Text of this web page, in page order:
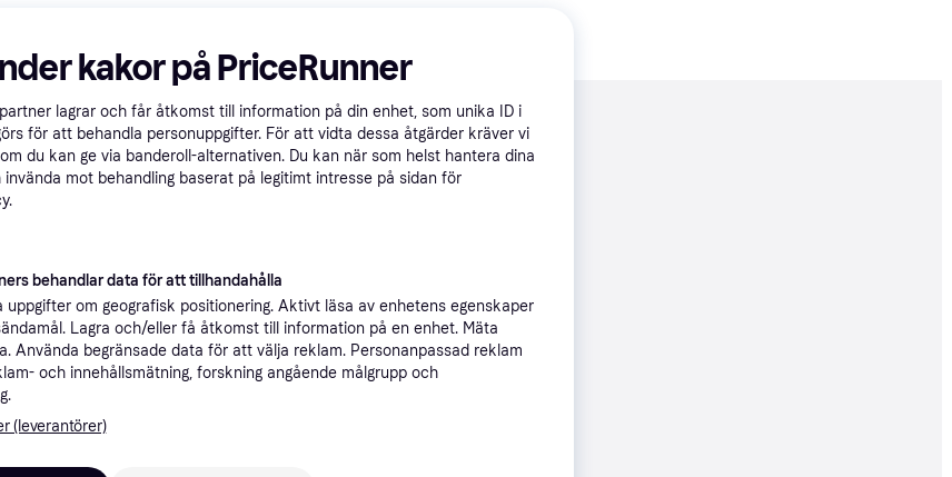
Rekommenderad
SanDisk Ultra Dual Drive Luxe 64GB USB 3.2 Gen 1 / USB-C USB stick Sølv --> I lager, forväntat leveransdatum hos dig 09-08-2026 Lägst pris·39 kr frakt, 1-2 dagar228 kr
kakor på PriceRunner
partner lagrar och får åtkomst till information på din enhet, som unika ID i
för att behandla personuppgifter. För att vidta dessa åtgärder kräver vi
du kan ge via banderoll-alternativen. Du kan när som helst hantera dina
mot behandling baserat på legitimt intresse på sidan för
behandlar data för att tillhandahålla
uppgifter om geografisk positionering. Aktivt läsa av enhetens egenskaper
Lagra och/eller få åtkomst till information på en enhet. Mäta
Använda begränsade data för att välja reklam. Personanpassad reklam
och innehållsmätning, forskning angående målgrupp och
(leverantörer)